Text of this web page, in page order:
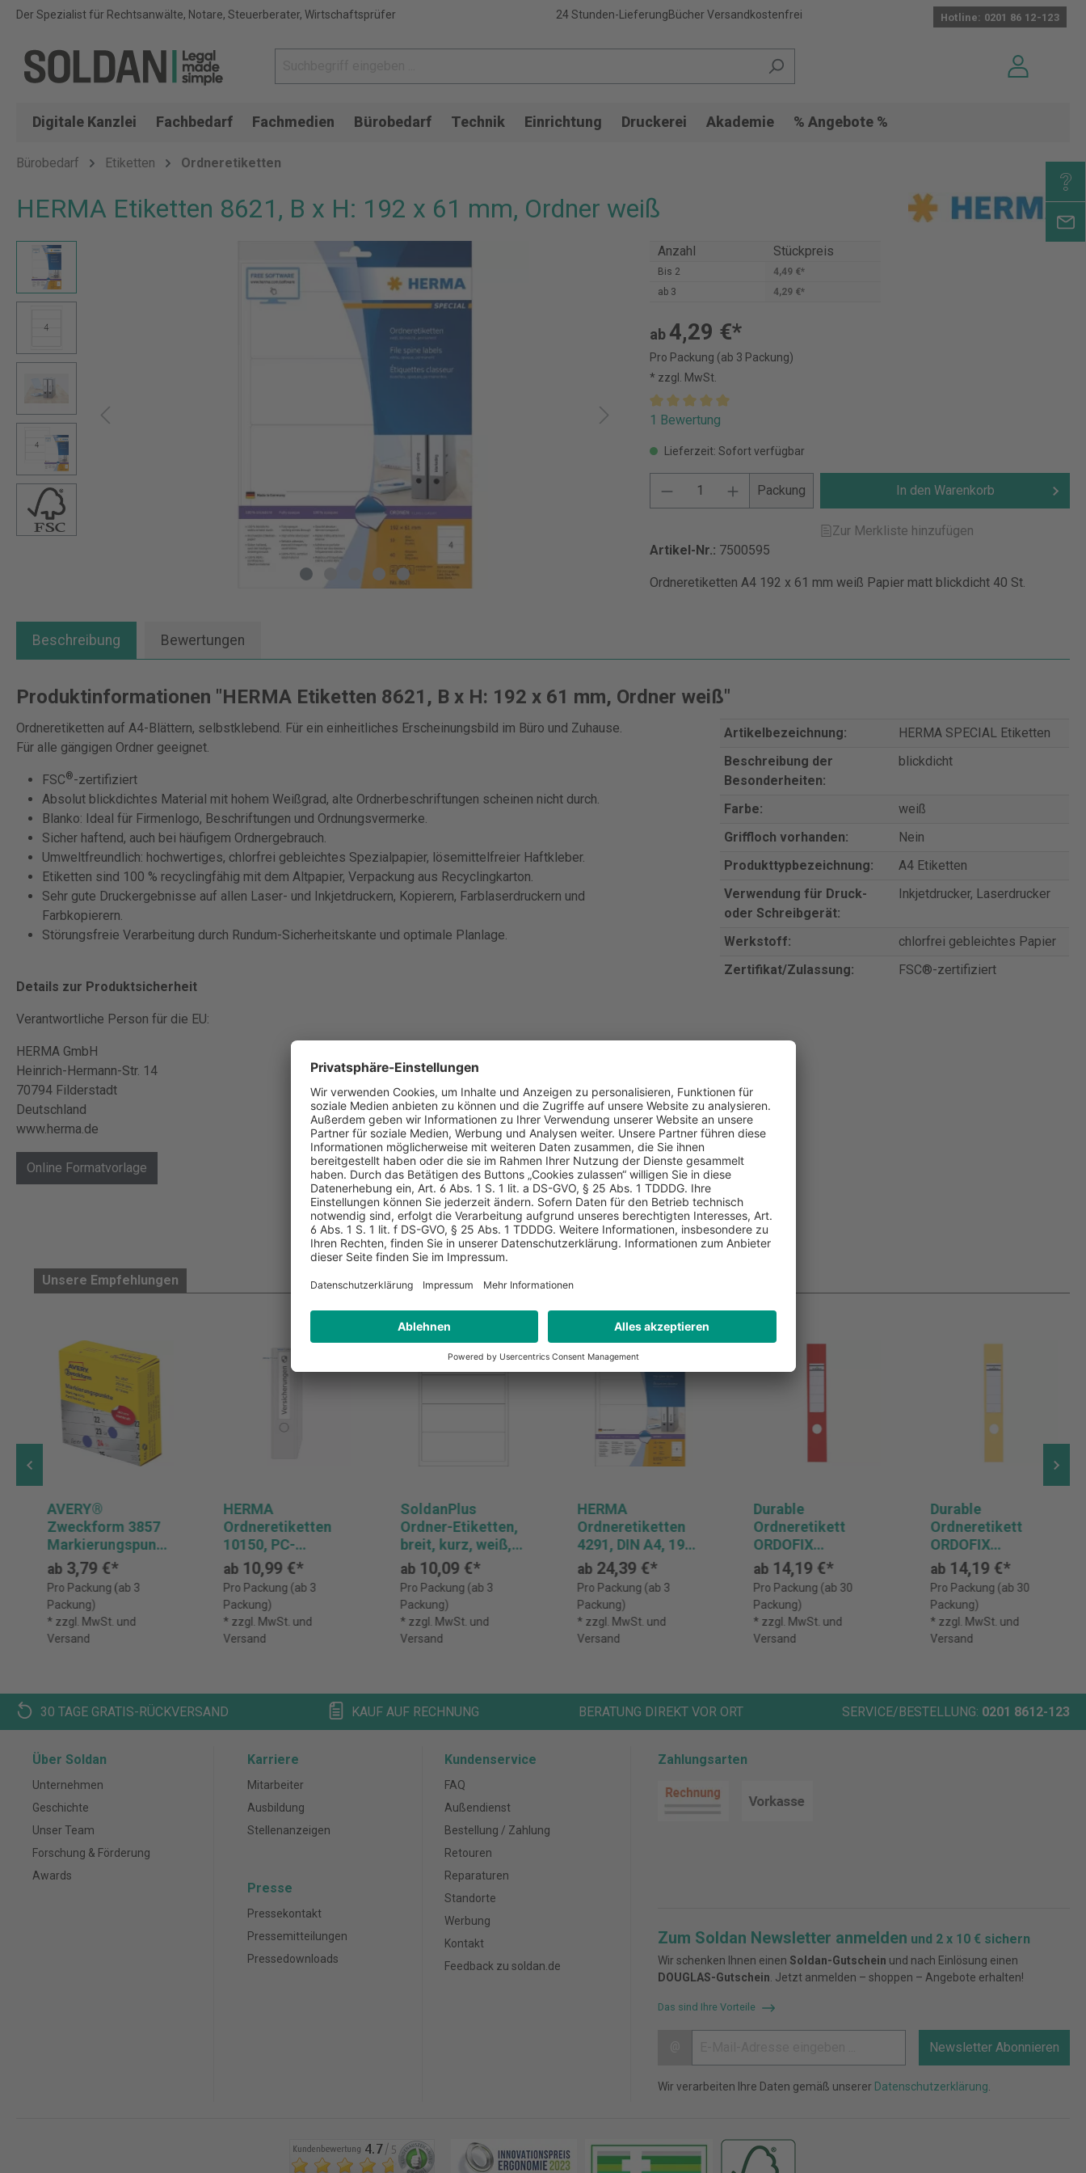
Der Spezialist für Rechtsanwälte, Notare, Steuerberater, Wirtschaftsprüfer 24 Stunden-LieferungBücher Versandkostenfrei Hotline: 0201 86 12-123
Digitale Kanzlei Fachbedarf Fachmedien Bürobedarf Technik Einrichtung Druckerei Akademie % Angebote %
Bürobedarf Etiketten Ordneretiketten
HERMA Etiketten 8621, B x H: 192 x 61 mm, Ordner weiß
Anzahl Stückpreis
Bis 2
4,49 €*
ab 3 4,29 €*
ab 4,29 €*
Pro Packung (ab 3 Packung)
* zzgl. MwSt.
1 Bewertung
Lieferzeit: Sofort verfügbar
Packung In den Warenkorb
Zur Merkliste hinzufügen
Artikel-Nr.: 7500595
Ordneretiketten A4 192 x 61 mm weiß Papier matt blickdicht 40 St.
Beschreibung Bewertungen
Produktinformationen "HERMA Etiketten 8621, B x H: 192 x 61 mm, Ordner weiß"
Ordneretiketten auf A4-Blättern, selbstklebend. Für ein einheitliches Erscheinungsbild im Büro und Zuhause.
Für alle gängigen Ordner geeignet.
FSC®-zertifiziert
Absolut blickdichtes Material mit hohem Weißgrad, alte Ordnerbeschriftungen scheinen nicht durch.
Blanko: Ideal für Firmenlogo, Beschriftungen und Ordnungsvermerke.
Sicher haftend, auch bei häufigem Ordnergebrauch.
Umweltfreundlich: hochwertiges, chlorfrei gebleichtes Spezialpapier, lösemittelfreier Haftkleber.
Etiketten sind 100 % recyclingfähig mit dem Altpapier, Verpackung aus Recyclingkarton.
Sehr gute Druckergebnisse auf allen Laser- und Inkjetdruckern, Kopierern, Farblaserdruckern und
Farbkopierern.
Störungsfreie Verarbeitung durch Rundum-Sicherheitskante und optimale Planlage.
Details zur Produktsicherheit
Verantwortliche Person für die EU:
HERMA GmbH
Heinrich-Hermann-Str. 14
70794 Filderstadt
Deutschland
www.herma.de
Online Formatvorlage
Artikelbezeichnung:
HERMA SPECIAL Etiketten
Beschreibung der
Besonderheiten:
blickdicht
Farbe:
weiß
Griffloch vorhanden:
Nein
Produkttypbezeichnung:
A4 Etiketten
Verwendung für Druck-
oder Schreibgerät:
Inkjetdrucker, Laserdrucker
Werkstoff:
chlorfrei gebleichtes Papier
Zertifikat/Zulassung:
FSC®-zertifiziert
Unsere Empfehlungen
AVERY®
Zweckform 3857
Markierungspunkt
e, Ø 19 mm, 1
Rolle/250
Etiketten, blau
ab3,79 €*
Pro Packung (ab 3
Packung)
* zzgl. MwSt. und
Versand
HERMA
Ordneretiketten
10150, PC-
bedruckbar,
schmal / kurz,
weiß, B x H: 34 x
192 mm, Pack: 200
Stück
ab 10,99 €*
Pro Packung (ab 3
Packung)
* zzgl. MwSt. und
Versand
SoldanPlus
Ordner-Etiketten,
breit, kurz, weiß,
192 x 61mm, Rand
rundum, 400 Stück
ab 10,09 €*
Pro Packung (ab 3
Packung)
* zzgl. MwSt. und
Versand
HERMA
Ordneretiketten
4291, DIN A4, 192 x
59 mm, weiß
Papier, matt,
blickdicht,400 St.
ab24,39 €*
Pro Packung (ab 3
Packung)
* zzgl. MwSt. und
Versand
Durable
Ordneretikett
ORDOFIX
breit/lang rt 10 St.
ab 14,19 €*
Pro Packung (ab 30
Packung)
* zzgl. MwSt. und
Versand
Durable
Ordneretikett
ORDOFIX
breit/lang ge 10
St.
ab 14,19 €*
Pro Packung (ab 30
Packung)
* zzgl. MwSt. und
Versand
30 TAGE GRATIS-RÜCKVERSAND KAUF AUF RECHNUNG BERATUNG DIREKT VOR ORT SERVICE/BESTELLUNG: 0201 8612-123
Über Soldan
Unternehmen
Geschichte
Unser Team
Forschung & Förderung
Awards
Karriere
Mitarbeiter
Ausbildung
Stellenanzeigen
Presse
Pressekontakt
Pressemitteilungen
Pressedownloads
Kundenservice
FAQ
Außendienst
Bestellung / Zahlung
Retouren
Reparaturen
Standorte
Werbung
Kontakt
Feedback zu soldan.de
Zahlungsarten
Zum Soldan Newsletter anmelden und 2 x 10 € sichern
Wir schenken Ihnen einen Soldan-Gutschein und nach Einlösung einen
DOUGLAS-Gutschein . Jetzt anmelden – shoppen – Angebote erhalten!
Das sind Ihre Vorteile
Newsletter Abonnieren
Wir verarbeiten Ihre Daten gemäß unserer Datenschutzerklärung